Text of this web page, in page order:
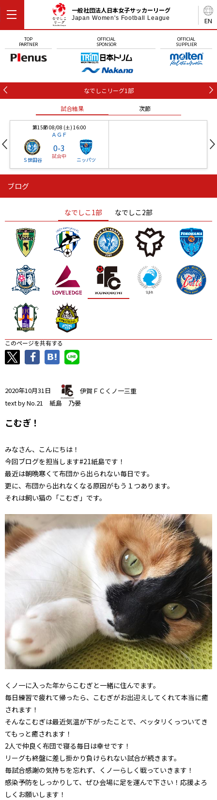
EN
一般社団法人日本女子サッカーリーグ
Japan Women's Football League
TOP
PARTNER
OFFICIAL
SPONSOR
OFFICIAL
SUPPLIER
なでしこリーグ1部
試合結果 次節
第15節 08/08 (土) 16:00
ＡＧＦ
Ｓ世田谷
0-3
試合中
ニッパツ
ニッパツ
ニッパツ 名古屋
石人の星
静岡 愛媛Ｌ
ブログ
なでしこ1部 なでしこ2部
このページを共有する
2020年10月31日
伊賀ＦＣくノ一三重
text by No.21 紙島 乃晏
こむぎ！
みなさん、こんにちは！
今回ブログを担当します#21紙島です！
最近は朝晩寒くて布団から出られない毎日です。
更に、布団から出れなくなる原因がもう１つあります。
それは飼い猫の「こむぎ」です。
くノ一に入った年からこむぎと一緒に住んでます。
毎日練習で疲れて帰ったら、こむぎがお出迎えしてくれて本当に癒
されます！
そんなこむぎは最近気温が下がったことで、ベッタリくっついてき
てもっと癒されます！
2人で仲良く布団で寝る毎日は幸せです！
リーグも終盤に差し掛かり負けられない試合が続きます。
毎試合感謝の気持ちを忘れず、くノ一らしく戦っていきます！
感染予防をしっかりして、ぜひ会場に足を運んで下さい！応援よろ
しくお願いします！